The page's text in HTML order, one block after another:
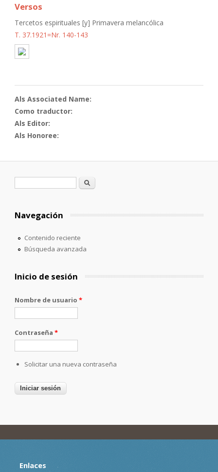
Versos
Tercetos espirituales [y] Primavera melancólica
T. 37.1921=Nr. 140-143
Als Associated Name:
Como traductor:
Als Editor:
Als Honoree:
Formulario de búsqueda
Buscar
Navegación
Contenido reciente
Búsqueda avanzada
Inicio de sesión
Nombre de usuario *
Contraseña *
Solicitar una nueva contraseña
Enlaces